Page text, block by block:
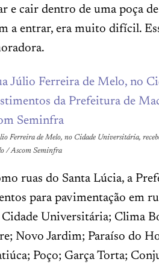
e cair dentro de uma poça
a entrar, era muito difícil.
Ferreira de Melo, no Cidade Universitária,
/ Ascom Seminfra
ruas do Santa Lúcia, a
para pavimentação em
Universitária; Clima
Novo Jardim; Paraíso do
Poço; Garça Torta;